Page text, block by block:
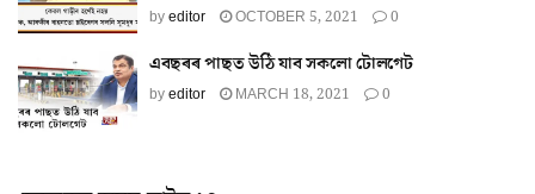
byeditor OCTOBER 5, 2021 0
এবছৰৰ পাছত উঠি যাব সকলো টোলগেট
byeditor MARCH 18, 2021 0